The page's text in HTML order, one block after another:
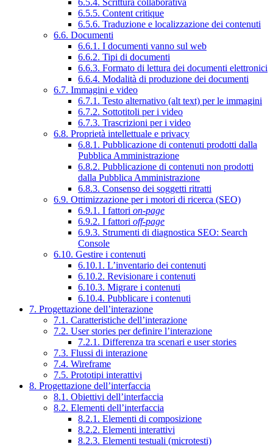
6.5.5. Content critique
6.5.6. Traduzione e localizzazione dei contenuti
6.6. Documenti
6.6.1. I documenti vanno sul web
6.6.2. Tipi di documenti
6.6.3. Formato di lettura dei documenti elettronici
6.6.4. Modalità di produzione dei documenti
6.7. Immagini e video
6.7.1. Testo alternativo (alt text) per le immagini
6.7.2. Sottotitoli per i video
6.7.3. Trascrizioni per i video
6.8. Proprietà intellettuale e privacy
6.8.1. Pubblicazione di contenuti prodotti dalla
Pubblica Amministrazione
6.8.2. Pubblicazione di contenuti non prodotti
dalla Pubblica Amministrazione
6.8.3. Consenso dei soggetti ritratti
6.9. Ottimizzazione per i motori di ricerca (SEO)
6.9.1. I fattori on-page
6.9.2. I fattori off-page
6.9.3. Strumenti di diagnostica SEO: Search
Console
6.10. Gestire i contenuti
6.10.1. L’inventario dei contenuti
6.10.2. Revisionare i contenuti
6.10.3. Migrare i contenuti
6.10.4. Pubblicare i contenuti
7. Progettazione dell’interazione
7.1. Caratteristiche dell’interazione
7.2. User stories per definire l’interazione
7.2.1. Differenza tra scenari e user stories
7.3. Flussi di interazione
7.4. Wireframe
7.5. Prototipi interattivi
8. Progettazione dell’interfaccia
8.1. Obiettivi dell’interfaccia
8.2. Elementi dell’interfaccia
8.2.1. Elementi di composizione
8.2.2. Elementi interattivi
8.2.3. Elementi testuali (microtesti)